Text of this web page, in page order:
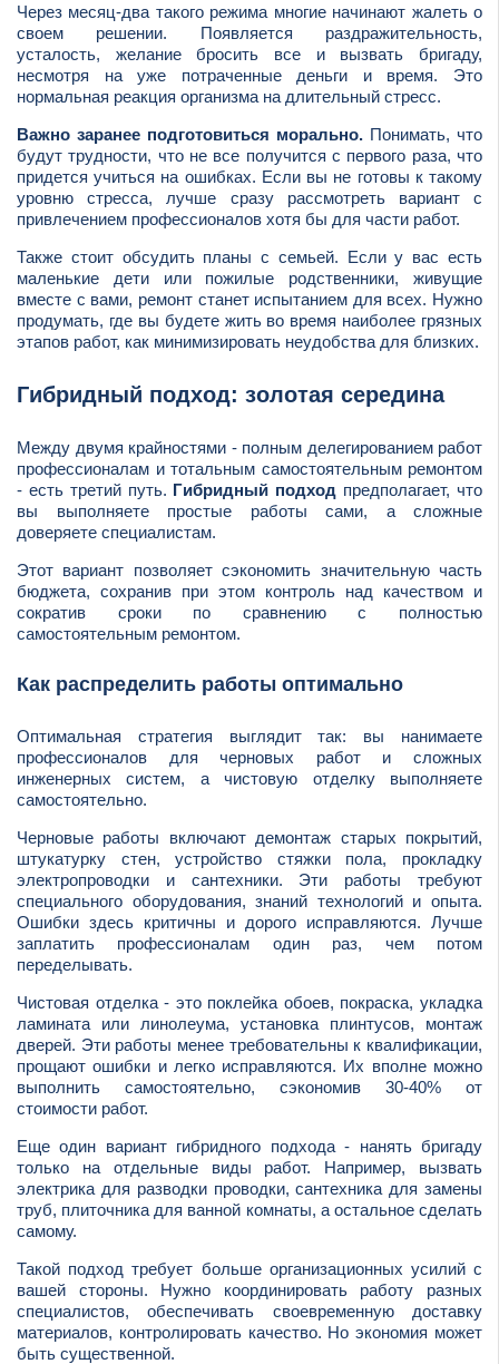
Через месяц-два такого режима многие начинают жалеть о
своем решении. Появляется раздражительность,
усталость, желание бросить все и вызвать бригаду,
несмотря на уже потраченные деньги и время. Это
нормальная реакция организма на длительный стресс.
Важно заранее подготовиться морально. Понимать, что
будут трудности, что не все получится с первого раза, что
придется учиться на ошибках. Если вы не готовы к такому
уровню стресса, лучше сразу рассмотреть вариант с
привлечением профессионалов хотя бы для части работ.
Также стоит обсудить планы с семьей. Если у вас есть
маленькие дети или пожилые родственники, живущие
вместе с вами, ремонт станет испытанием для всех. Нужно
продумать, где вы будете жить во время наиболее грязных
этапов работ, как минимизировать неудобства для близких.
Гибридный подход: золотая середина
Между двумя крайностями - полным делегированием работ
профессионалам и тотальным самостоятельным ремонтом
- есть третий путь. Гибридный подход предполагает, что
вы выполняете простые работы сами, а сложные
доверяете специалистам.
Этот вариант позволяет сэкономить значительную часть
бюджета, сохранив при этом контроль над качеством и
сократив сроки по сравнению с полностью
самостоятельным ремонтом.
Как распределить работы оптимально
Оптимальная стратегия выглядит так: вы нанимаете
профессионалов для черновых работ и сложных
инженерных систем, а чистовую отделку выполняете
самостоятельно.
Черновые работы включают демонтаж старых покрытий,
штукатурку стен, устройство стяжки пола, прокладку
электропроводки и сантехники. Эти работы требуют
специального оборудования, знаний технологий и опыта.
Ошибки здесь критичны и дорого исправляются. Лучше
заплатить профессионалам один раз, чем потом
переделывать.
Чистовая отделка - это поклейка обоев, покраска, укладка
ламината или линолеума, установка плинтусов, монтаж
дверей. Эти работы менее требовательны к квалификации,
прощают ошибки и легко исправляются. Их вполне можно
выполнить самостоятельно, сэкономив 30-40% от
стоимости работ.
Еще один вариант гибридного подхода - нанять бригаду
только на отдельные виды работ. Например, вызвать
электрика для разводки проводки, сантехника для замены
труб, плиточника для ванной комнаты, а остальное сделать
самому.
Такой подход требует больше организационных усилий с
вашей стороны. Нужно координировать работу разных
специалистов, обеспечивать своевременную доставку
материалов, контролировать качество. Но экономия может
быть существенной.